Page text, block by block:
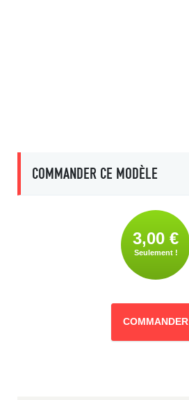
COMMANDER CE MODÈLE
3,00 €
Seulement !
COMMANDER